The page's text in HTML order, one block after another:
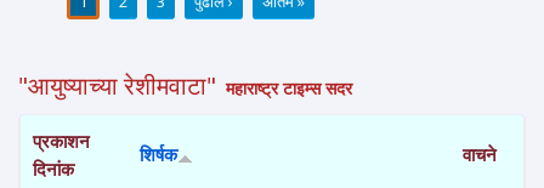
"आयुष्याच्या रेशीमवाटा" महाराष्ट्र टाइम्स सदर
प्रकाशन
दिनांक
शिर्षक वाचने